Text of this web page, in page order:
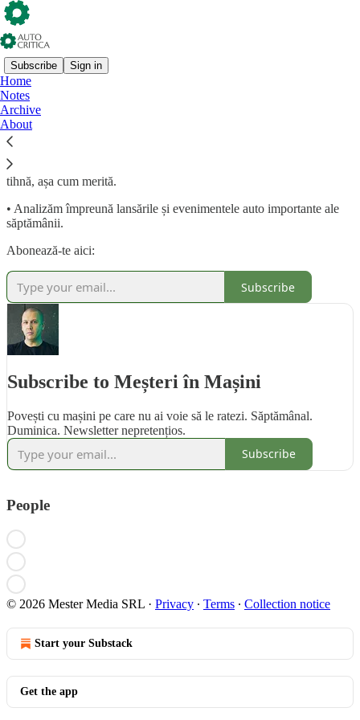
Subscribe Sign in
Home
Notes
Archive
About
•Meșteri în Mașini
• Scris, conceput și construit de jurnaliștii
Popescu și Tudor Rus
• Îl primești o dată pe săptămână, în weekend. Să-l citești liniștit, în
tihnă, așa cum merită.
• Analizăm împreună lansările și evenimentele auto importante ale
săptămânii.
Abonează-te aici:
Subscribe
Subscribe to Meșteri în Mașini
Povești cu mașini pe care nu ai voie să le ratezi. Săptămânal.
Duminica. Newsletter nepretențios.
Subscribe
People
© 2026 Mester Media SRL · Privacy ∙ Terms ∙ Collection notice
Start your Substack
Get the app